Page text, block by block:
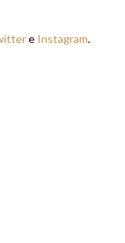
e Instagram.